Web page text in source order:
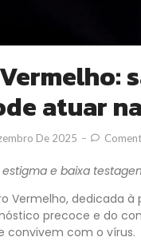
atuar
De 2025
e baixa
Vermelho, dedicada
precoce e do
convivem com o vírus.